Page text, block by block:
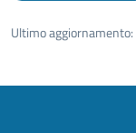
Ultimo aggiornamento: